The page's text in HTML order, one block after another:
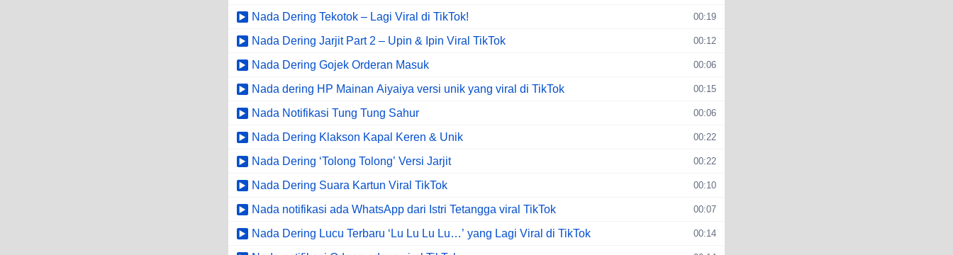
Nada Dering Tekotok – Lagi Viral di TikTok! 00:19
Nada Dering Jarjit Part 2 – Upin & Ipin Viral TikTok 00:12
Nada Dering Gojek Orderan Masuk 00:06
Nada dering HP Mainan Aiyaiya versi unik yang viral di TikTok 00:15
Nada Notifikasi Tung Tung Sahur 00:06
Nada Dering Klakson Kapal Keren & Unik 00:22
Nada Dering ‘Tolong Tolong’ Versi Jarjit 00:22
Nada Dering Suara Kartun Viral TikTok 00:10
Nada notifikasi ada WhatsApp dari Istri Tetangga viral TikTok 00:07
Nada Dering Lucu Terbaru ‘Lu Lu Lu Lu…’ yang Lagi Viral di TikTok 00:14